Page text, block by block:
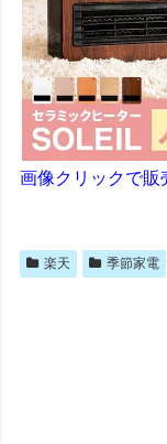
画像クリックで販
楽天 季節家電